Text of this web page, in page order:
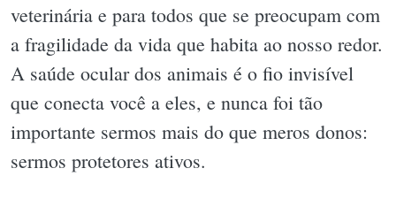
veterinária e para todos que se preocupam com
a fragilidade da vida que habita ao nosso redor.
A saúde ocular dos animais é o fio invisível
que conecta você a eles, e nunca foi tão
importante sermos mais do que meros donos:
sermos protetores ativos.